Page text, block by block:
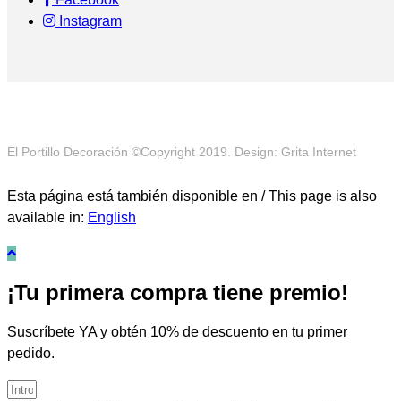
Instagram
El Portillo Decoración ©Copyright 2019. Design: Grita Internet
Esta página está también disponible en / This page is also
available in: English
¡Tu primera compra tiene premio!
Suscríbete YA y obtén 10% de descuento en tu primer
pedido.